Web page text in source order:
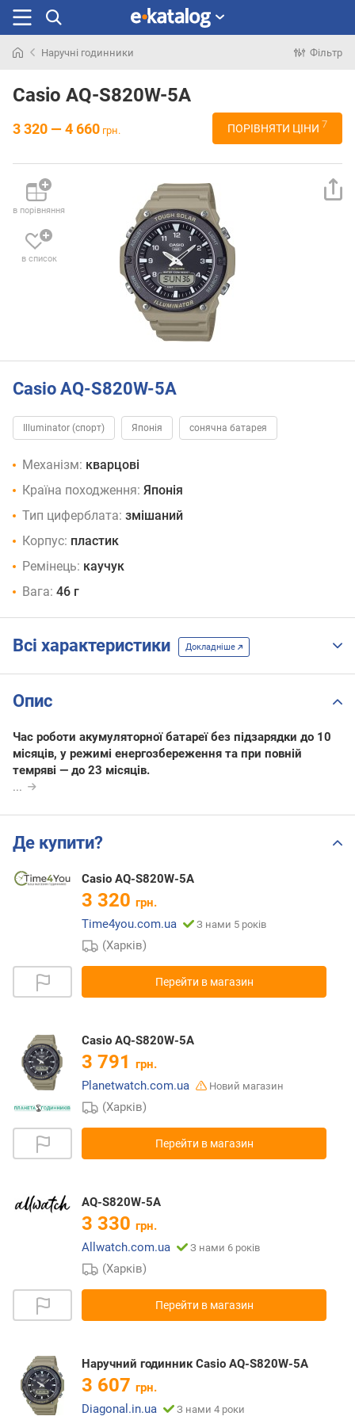
раніше
Наручні годинники Фільтр
Casio AQ-S820W-5A
3 320 — 4 660 грн. ПОРІВНЯТИ ЦІНИ 7
в порівняння
в список
Casio AQ-S820W-5A
Illuminator (спорт) Японія сонячна батарея
Механізм: кварцові
Країна походження: Японія
Тип циферблата: змішаний
Корпус: пластик
Ремінець: каучук
Вага: 46 г
Всі характеристики Докладніше
Опис
Час роботи акумуляторної батареї без підзарядки до 10
місяців, у режимі енергозбереження та при повній
темряві — до 23 місяців.
...
Де купити?
Casio AQ-S820W-5A
3 320 грн.
Time4you.com.ua
З нами 5 років
(Харків)
Перейти в магазин
Casio AQ-S820W-5A
3 791 грн.
Planetwatch.com.ua
Новий магазин
(Харків)
Перейти в магазин
AQ-S820W-5A
3 330 грн.
Allwatch.com.ua
З нами 6 років
(Харків)
Перейти в магазин
Наручний годинник Casio AQ-S820W-5A
3 607 грн.
Diagonal.in.ua
З нами 4 роки